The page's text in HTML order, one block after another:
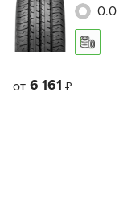
0.0
от 6 161 ₽